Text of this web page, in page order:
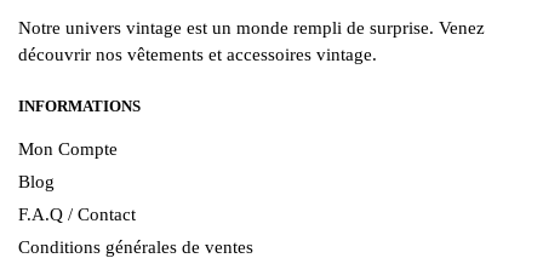
Notre univers vintage est un monde rempli de surprise. Venez
découvrir nos vêtements et accessoires vintage.
INFORMATIONS
Mon Compte
Blog
F.A.Q / Contact
Conditions générales de ventes